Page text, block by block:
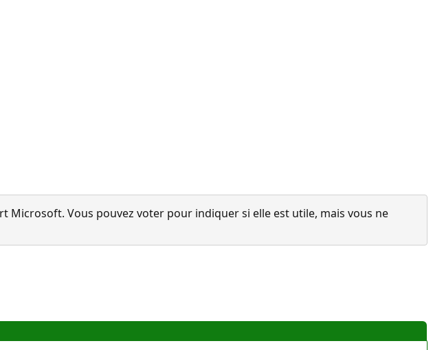
Microsoft. Vous pouvez voter pour indiquer si elle est utile, mais vous ne